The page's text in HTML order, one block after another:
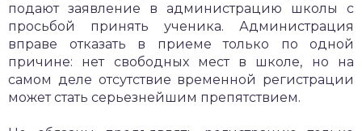
подают заявление в администрацию школы с
просьбой принять ученика. Администрация
вправе отказать в приеме только по одной
причине: нет свободных мест в школе, но на
самом деле отсутствие временной регистрации
может стать серьезнейшим препятствием.